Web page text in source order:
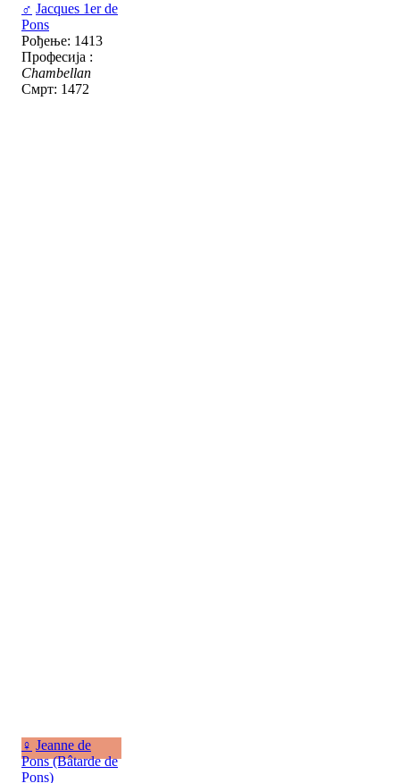
♂ Jacques 1er de
Pons
Рођење: 1413
Професија :
Chambellan
Смрт: 1472
♀ Jeanne de
Pons (Bâtarde de
Pons)